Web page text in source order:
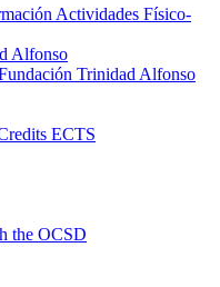
Actividades Físico-
Alfonso
Trinidad Alfonso
ECTS
the OCSD